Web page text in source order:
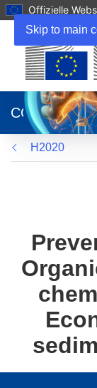
Skip to main
Offizielle
neuem
Fenster)
CORDIS
H2020